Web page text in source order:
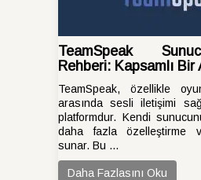
TeamSpeak
Rehberi: Kapsamlı Bir
TeamSpeak, özellikle
arasında sesli iletişimi
platformdur. Kendi
daha fazla özelleştirme
sunar. Bu ...
Daha Fazlasını Oku